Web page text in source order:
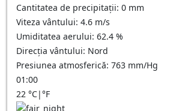
Cantitatea de precipitații: 0 mm
Viteza vântului: 4.6 m/s
Umiditatea aerului: 62.4 %
Direcția vântului: Nord
Presiunea atmosferică: 763 mm/Hg
01:00
22 °C|°F